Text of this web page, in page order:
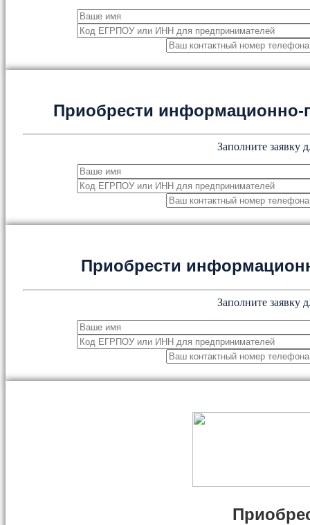
Приобрести
Заполните заявку
Приобрести
Заполните заявку